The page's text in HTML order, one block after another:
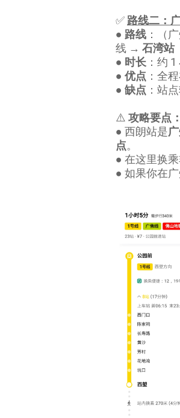
✅ 路线二：
● 路线 ：（
线 → 石湾站
● 时长 ：约
● 优点 ：全
● 缺点 ：站
⚠️ 攻略要点
● 西朗站是
点。
● 在这里换
● 如果你在